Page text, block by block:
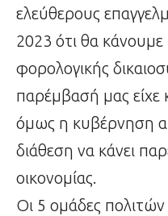
ελεύθερους
2023 ότι θα κάνουμε
φορολογικής
παρέμβασή μας είχε
όμως η κυβέρνηση
διάθεση να κάνει
οικονομίας.
Οι 5 ομάδες